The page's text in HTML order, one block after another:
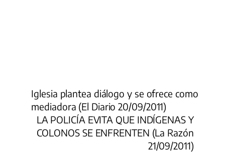
Iglesia plantea diálogo y se ofrece como
mediadora (El Diario 20/09/2011)
LA POLICÍA EVITA QUE INDÍGENAS Y
COLONOS SE ENFRENTEN (La Razón
21/09/2011)